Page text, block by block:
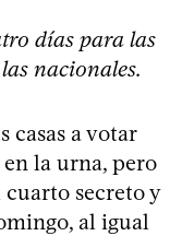
días para las
nacionales.
casas a votar
la urna, pero
secreto y
al igual